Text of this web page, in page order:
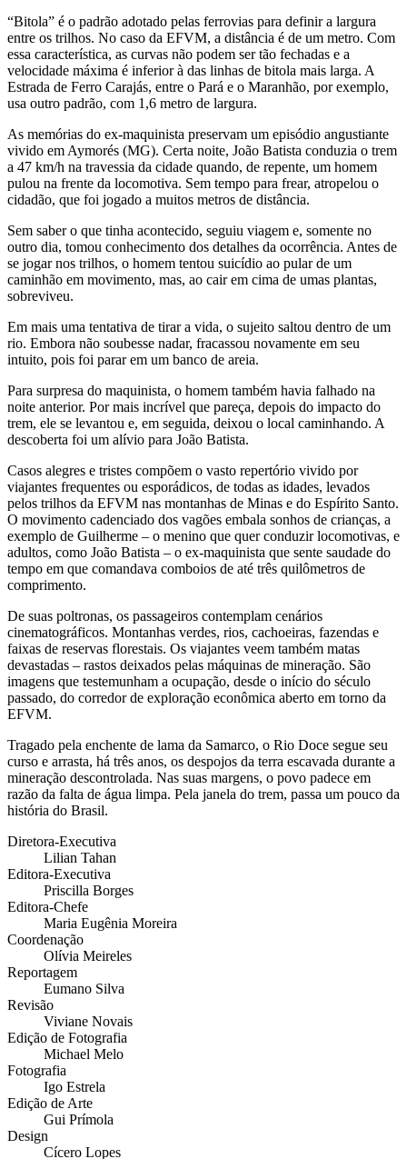
“Bitola” é o padrão adotado pelas ferrovias para definir a largura
entre os trilhos. No caso da EFVM, a distância é de um metro. Com
essa característica, as curvas não podem ser tão fechadas e a
velocidade máxima é inferior à das linhas de bitola mais larga. A
Estrada de Ferro Carajás, entre o Pará e o Maranhão, por exemplo,
usa outro padrão, com 1,6 metro de largura.
As memórias do ex-maquinista preservam um episódio angustiante
vivido em Aymorés (MG). Certa noite, João Batista conduzia o trem
a 47 km/h na travessia da cidade quando, de repente, um homem
pulou na frente da locomotiva. Sem tempo para frear, atropelou o
cidadão, que foi jogado a muitos metros de distância.
Sem saber o que tinha acontecido, seguiu viagem e, somente no
outro dia, tomou conhecimento dos detalhes da ocorrência. Antes de
se jogar nos trilhos, o homem tentou suicídio ao pular de um
caminhão em movimento, mas, ao cair em cima de umas plantas,
sobreviveu.
Em mais uma tentativa de tirar a vida, o sujeito saltou dentro de um
rio. Embora não soubesse nadar, fracassou novamente em seu
intuito, pois foi parar em um banco de areia.
Para surpresa do maquinista, o homem também havia falhado na
noite anterior. Por mais incrível que pareça, depois do impacto do
trem, ele se levantou e, em seguida, deixou o local caminhando. A
descoberta foi um alívio para João Batista.
Casos alegres e tristes compõem o vasto repertório vivido por
viajantes frequentes ou esporádicos, de todas as idades, levados
pelos trilhos da EFVM nas montanhas de Minas e do Espírito Santo.
O movimento cadenciado dos vagões embala sonhos de crianças, a
exemplo de Guilherme – o menino que quer conduzir locomotivas, e
adultos, como João Batista – o ex-maquinista que sente saudade do
tempo em que comandava comboios de até três quilômetros de
comprimento.
De suas poltronas, os passageiros contemplam cenários
cinematográficos. Montanhas verdes, rios, cachoeiras, fazendas e
faixas de reservas florestais. Os viajantes veem também matas
devastadas – rastos deixados pelas máquinas de mineração. São
imagens que testemunham a ocupação, desde o início do século
passado, do corredor de exploração econômica aberto em torno da
EFVM.
Tragado pela enchente de lama da Samarco, o Rio Doce segue seu
curso e arrasta, há três anos, os despojos da terra escavada durante a
mineração descontrolada. Nas suas margens, o povo padece em
razão da falta de água limpa. Pela janela do trem, passa um pouco da
história do Brasil.
Diretora-Executiva
Lilian Tahan
Editora-Executiva
Priscilla Borges
Editora-Chefe
Maria Eugênia Moreira
Coordenação
Olívia Meireles
Reportagem
Eumano Silva
Revisão
Viviane Novais
Edição de Fotografia
Michael Melo
Fotografia
Igo Estrela
Edição de Arte
Gui Prímola
Design
Cícero Lopes